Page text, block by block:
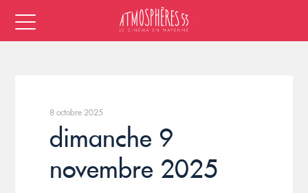
8 octobre 2025
dimanche 9
novembre 2025